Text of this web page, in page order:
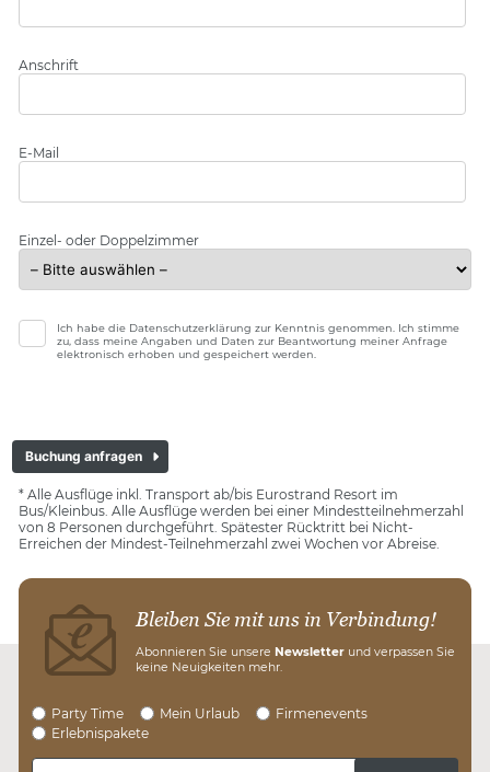
Anschrift
E-Mail
Einzel- oder Doppelzimmer
Ich habe die Datenschutzerklärung zur Kenntnis genommen. Ich stimme
zu, dass meine Angaben und Daten zur Beantwortung meiner Anfrage
elektronisch erhoben und gespeichert werden.
Buchung anfragen
* Alle Ausflüge inkl. Transport ab/bis Eurostrand Resort im
Bus/Kleinbus. Alle Ausflüge werden bei einer Mindestteilnehmerzahl
von 8 Personen durchgeführt. Spätester Rücktritt bei Nicht-
Erreichen der Mindest-Teilnehmerzahl zwei Wochen vor Abreise.
Bleiben Sie mit uns in Verbindung!
Abonnieren Sie unsere Newsletter und verpassen Sie
keine Neuigkeiten mehr.
Party Time Mein Urlaub
Firmenevents
Erlebnispakete